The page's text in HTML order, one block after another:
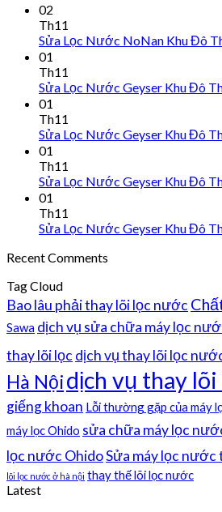
02
Th11
Sửa Lọc Nước NoNan Khu Đô
01
Th11
Sửa Lọc Nước Geyser Khu Đô
01
Th11
Sửa Lọc Nước Geyser Khu Đô
01
Th11
Sửa Lọc Nước Geyser Khu Đô
01
Th11
Sửa Lọc Nước Geyser Khu Đô
Recent Comments
Tag Cloud
Bao lâu phải thay lõi lọc nước
Sawa dịch vụ sửa chữa máy lọc
thay lõi lọc dịch vụ thay lõi lọc
Hà Nộidịch vụ thay
giếng khoan Lỗi thường gặp của máy
máy lọc Ohido sửa chữa máy lọc
lọc nước OhidoSửa máy lọc nước
lõi lọc nước ở hà nội thay thế lõi lọc nước
Latest